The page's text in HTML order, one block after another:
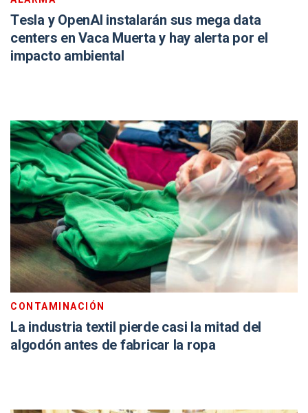
Tesla y OpenAI instalarán sus mega data
centers en Vaca Muerta y hay alerta por el
impacto ambiental
CONTAMINACIÓN
La industria textil pierde casi la mitad del
algodón antes de fabricar la ropa